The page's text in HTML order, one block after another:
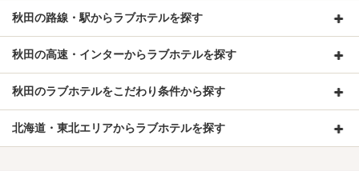
秋田の路線・駅からラブホテルを探す
秋田の高速・インターからラブホテルを探す
秋田のラブホテルをこだわり条件から探す
北海道・東北エリアからラブホテルを探す